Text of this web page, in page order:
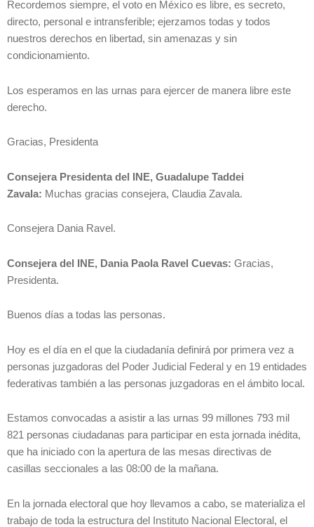
Recordemos siempre, el voto en México es libre, es secreto,
directo, personal e intransferible; ejerzamos todas y todos
nuestros derechos en libertad, sin amenazas y sin
condicionamiento.
Los esperamos en las urnas para ejercer de manera libre este
derecho.
Gracias, Presidenta
Consejera Presidenta del INE, Guadalupe Taddei
Zavala: Muchas gracias consejera, Claudia Zavala.
Consejera Dania Ravel.
Consejera del INE, Dania Paola Ravel Cuevas: Gracias,
Presidenta.
Buenos días a todas las personas.
Hoy es el día en el que la ciudadanía definirá por primera vez a
personas juzgadoras del Poder Judicial Federal y en 19 entidades
federativas también a las personas juzgadoras en el ámbito local.
Estamos convocadas a asistir a las urnas 99 millones 793 mil
821 personas ciudadanas para participar en esta jornada inédita,
que ha iniciado con la apertura de las mesas directivas de
casillas seccionales a las 08:00 de la mañana.
En la jornada electoral que hoy llevamos a cabo, se materializa el
trabajo de toda la estructura del Instituto Nacional Electoral, el